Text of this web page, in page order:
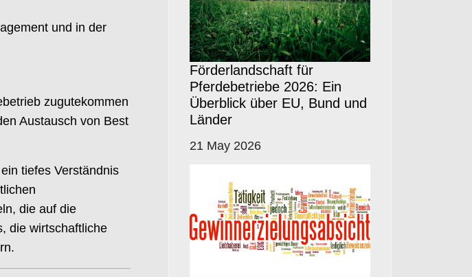
und in der
zugutekommen
Austausch von Best
tiefes Verständnis
die auf die
die wirtschaftliche
Förderlandschaft für
Pferdebetriebe 2026: Ein
Überblick über EU, Bund und
Länder
21 May 2026